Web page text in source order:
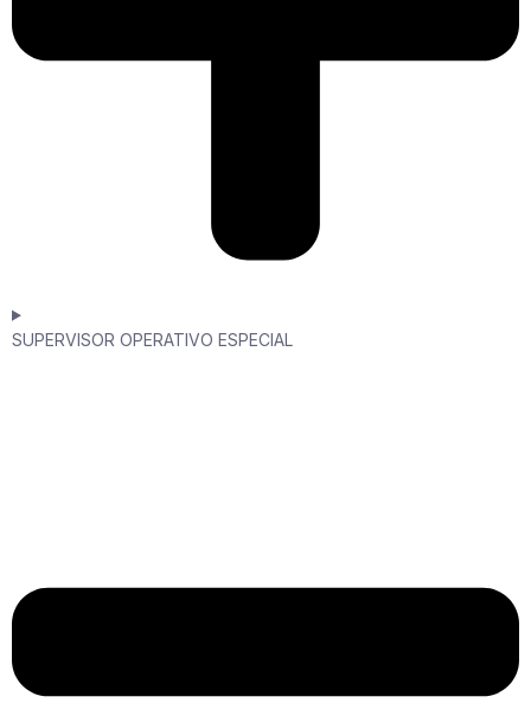
SUPERVISOR OPERATIVO ESPECIAL